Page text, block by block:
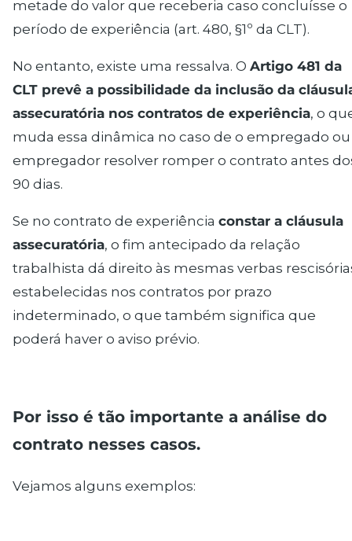
metade do valor que receberia caso concluísse o
período de experiência (art. 480, §1º da CLT).
No entanto, existe uma ressalva. O Artigo 481 da
CLT prevê a possibilidade da inclusão da
assecuratória nos contratos de experiência, o
muda essa dinâmica no caso de o empregado ou
empregador resolver romper o contrato antes
90 dias.
Se no contrato de experiência constar a cláusula
assecuratória, o fim antecipado da relação
trabalhista dá direito às mesmas verbas
estabelecidas nos contratos por prazo
indeterminado, o que também significa que
poderá haver o aviso prévio.
Por isso é tão importante a análise do
contrato nesses casos.
Vejamos alguns exemplos: